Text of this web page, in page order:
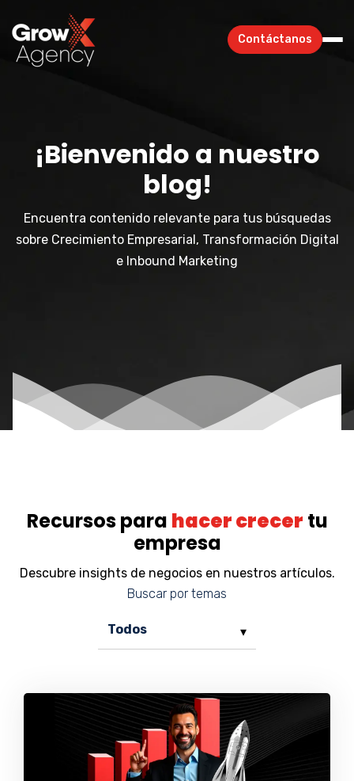
Contáctanos
¡Bienvenido a nuestro
blog!
Encuentra contenido relevante para tus búsquedas
sobre Crecimiento Empresarial, Transformación Digital
e Inbound Marketing
Recursos para hacer crecer tu
empresa
Descubre insights de negocios en nuestros artículos.
Buscar por temas